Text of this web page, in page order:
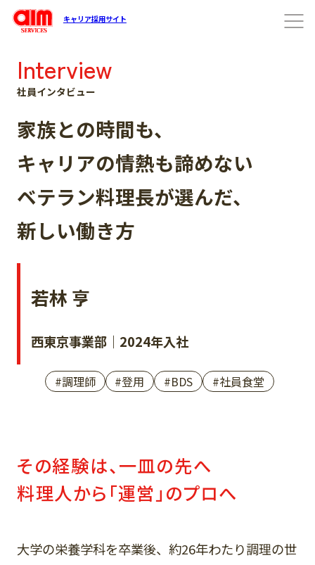
キャリア採用サイト
Interview
社員インタビュー
家族との時間も、
キャリアの情熱も諦めない
ベテラン料理長が選んだ、
新しい働き方
若林 亨
西東京事業部｜2024年入社
#調理師 #登用 #BDS #社員食堂
その経験は、一皿の先へ
料理人から「運営」のプロへ
大学の栄養学科を卒業後、約26年わたり調理の世